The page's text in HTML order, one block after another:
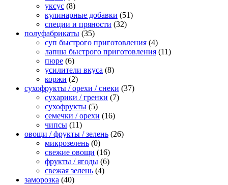
уксус (8)
кулинарные добавки (51)
специи и пряности (32)
полуфабрикаты (35)
суп быстрого приготовления (4)
лапша быстрого приготовления (11)
пюре (6)
усилители вкуса (8)
коржи (2)
сухофрукты / орехи / снеки (37)
сухарики / гренки (7)
сухофрукты (5)
семечки / орехи (16)
чипсы (11)
овощи / фрукты / зелень (26)
микрозелень (0)
свежие овощи (16)
фрукты / ягоды (6)
свежая зелень (4)
заморозка (40)